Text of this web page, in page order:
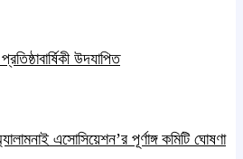
উদযাপিত
এসোসিয়েশন’র পূর্ণাঙ্গ কমিটি ঘোষণা